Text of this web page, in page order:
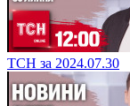
ТСН за 2024.07.30